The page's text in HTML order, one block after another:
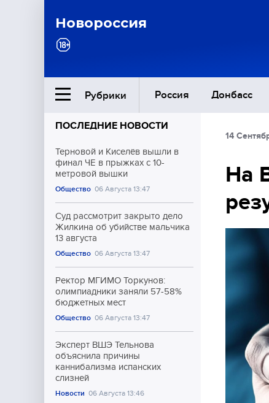
Новороссия
Рубрики Россия Донбасс
Ближний Восток
Общество
Культура
ПОСЛЕДНИЕ НОВОСТИ
Терновой и Киселёв вышли в
финал ЧЕ в прыжках с 10-
метровой вышки
Общество 06 Августа 13:47
Суд рассмотрит закрыто дело
Жилкина об убийстве мальчика
13 августа
Общество 06 Августа 13:47
Ректор МГИМО Торкунов:
олимпиадники заняли 57-58%
бюджетных мест
Общество 06 Августа 13:47
Эксперт ВШЭ Тельнова
объяснила причины
каннибализма испанских
слизней
Новости 06 Августа 13:46
14
На